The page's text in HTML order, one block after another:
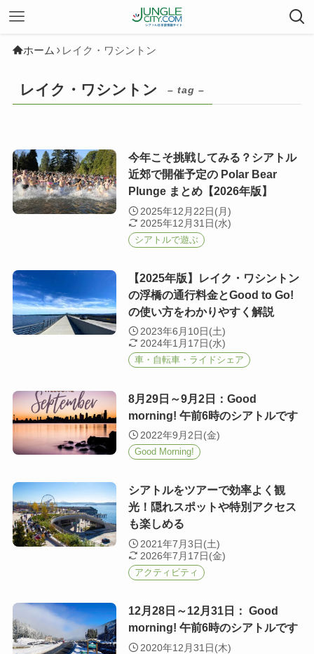
ホーム レイク・ワシントン
レイク・ワシントン – tag –
今年こそ挑戦してみる？シアトル
近郊で開催予定の Polar Bear
Plunge まとめ【2026年版】
2025年12月22日(月)
2025年12月31日(水)
シアトルで遊ぶ
【2025年版】レイク・ワシントン
の浮橋の通行料金とGood to Go!
の使い方をわかりやすく解説
2023年6月10日(土)
2024年1月17日(水)
車・自転車・ライドシェア
8月29日～9月2日：Good
morning! 午前6時のシアトルです
2022年9月2日(金)
Good Morning!
シアトルをツアーで効率よく観
光！隠れスポットや特別アクセス
も楽しめる
2021年7月3日(土)
2026年7月17日(金)
アクティビティ
12月28日～12月31日： Good
morning! 午前6時のシアトルです
2020年12月31日(木)